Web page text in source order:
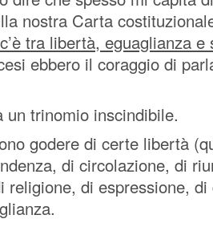
nostra Carta
tra libertà, eguaglianza e
ebbero il coraggio di
un trinomio inscindibile.
godere di certe libertà
di circolazione, di
religione, di espressione,